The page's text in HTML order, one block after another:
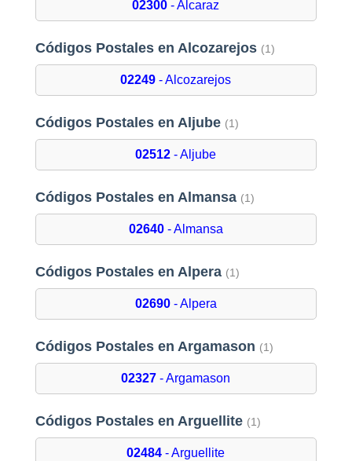
02300 - Alcaraz
Códigos Postales en Alcozarejos (1)
02249 - Alcozarejos
Códigos Postales en Aljube (1)
02512 - Aljube
Códigos Postales en Almansa (1)
02640- Almansa
Códigos Postales en Alpera (1)
02690- Alpera
Códigos Postales en Argamason (1)
02327 - Argamason
Códigos Postales en Arguellite (1)
02484 - Arguellite